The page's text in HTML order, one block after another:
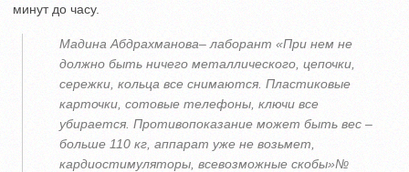
минут до часу.
Мадина Абдрахманова– лаборант «При нем не
должно быть ничего металлического, цепочки,
сережки, кольца все снимаются. Пластиковые
карточки, сотовые телефоны, ключи все
убирается. Противопоказание может быть вес –
больше 110 кг, аппарат уже не возьмет,
кардиостимуляторы, всевозможные скобы»№